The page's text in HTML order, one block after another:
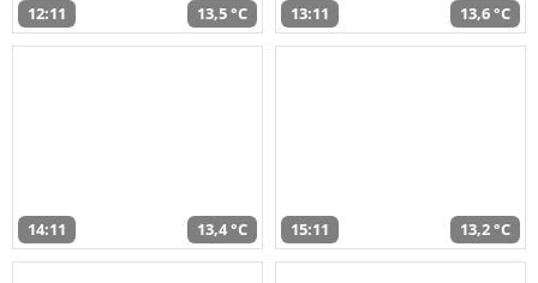
12:11 13,5 °C 13:11 13,6 °C
14:11 13,4 °C 15:11 13,2 °C